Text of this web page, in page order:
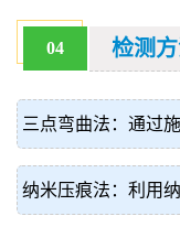
04 检测
三点弯曲法：通过
纳米压痕法：利用